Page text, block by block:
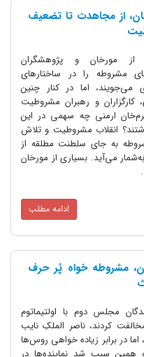
از مجاهدت تا تضعیف
از مورخان و پژوهشگران
مشروطه را در ساختارهای
می‌جویند، اما در کنار چنین
کارگزاران و رهبران مشروطیت
ارمنی چه سهمی در این
انقلاب مشروطیت و تلاش
به جای سلطنت مطلقه از
می‌آید. بسیاری از مورخان
ادامه مطلب
مشروطه خواه پُر حرف
مجلس دوم با اولتیماتوم
کردند، ناصر الملکِ نایب
در برابر زیاده خواهی روس‌ها
سبب شد نماینده‌ها در